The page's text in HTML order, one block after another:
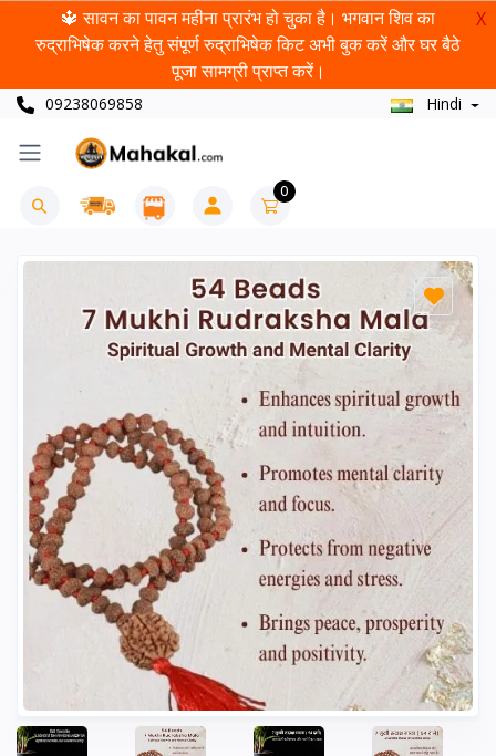
🔱 सावन का पावन महीना प्रारंभ हो चुका है। भगवान शिव का
रुद्राभिषेक करने हेतु संपूर्ण रुद्राभिषेक किट अभी बुक करें और घर बैठे
पूजा सामग्री प्राप्त करें।
X
09238069858 Hindi
0